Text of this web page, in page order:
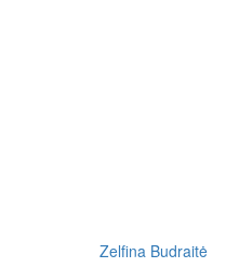
Zelfina Budraitė